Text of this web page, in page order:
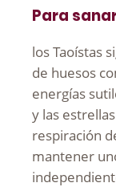
Para
los Taoístas
de huesos
energías
y las
respiración
mantener